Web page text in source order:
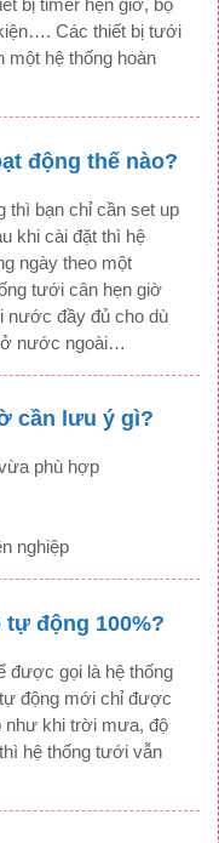
bị timer hẹn giờ, bộ
Các thiết bị tưới
hệ thống hoàn
động thế nào?
thì bạn chỉ cần set up
khi cài đặt thì hệ
ngày theo một
tưới cân hẹn giờ
đầy đủ cho dù
ở nước ngoài…
cần lưu ý gì?
phù hợp
nghiệp
động 100%?
được gọi là hệ thống
động mới chỉ được
khi trời mưa, độ
hệ thống tưới vẫn